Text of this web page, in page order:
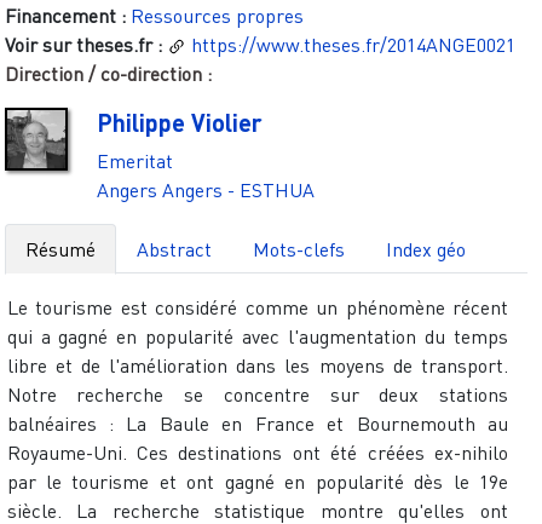
Financement : Ressources propres
Voir sur theses.fr :
https://www.theses.fr/2014ANGE0021
Direction / co-direction :
Philippe Violier
Emeritat
Angers Angers - ESTHUA
Résumé Abstract Mots-clefs Index géo
Le tourisme est considéré comme un phénomène récent
qui a gagné en popularité avec l'augmentation du temps
libre et de l'amélioration dans les moyens de transport.
Notre recherche se concentre sur deux stations
balnéaires : La Baule en France et Bournemouth au
Royaume-Uni. Ces destinations ont été créées ex-nihilo
par le tourisme et ont gagné en popularité dès le 19e
siècle. La recherche statistique montre qu'elles ont